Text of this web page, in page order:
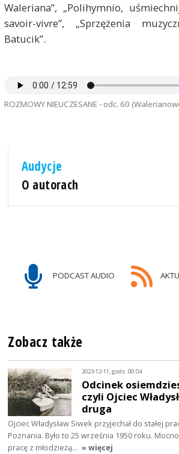
Waleriana”, „Polihymnio,
savoir-vivre”, „Sprzężenia
Batucik”.
ROZMOWY NIEUCZESANE - odc. 60
Audycje
O autorach
PODCAST AUDIO
Zobacz także
2023-12-11, godz. 00:04
Odcinek
czyli Ojciec
druga
Ojciec Władysław Siwek przyjechał do stałej
Poznania. Było to 25 września 1950 roku.
pracę z młodzieżą… » więcej